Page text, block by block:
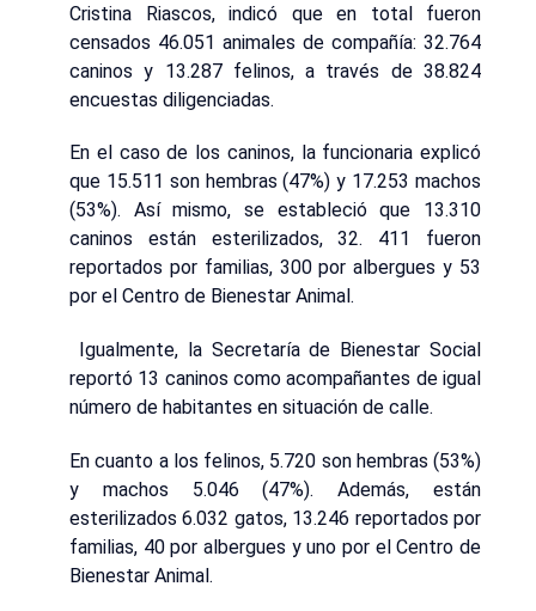
Cristina Riascos, indicó que en total fueron
censados 46.051 animales de compañía: 32.764
caninos y 13.287 felinos, a través de 38.824
encuestas diligenciadas.
En el caso de los caninos, la funcionaria explicó
que 15.511 son hembras (47%) y 17.253 machos
(53%). Así mismo, se estableció que 13.310
caninos están esterilizados, 32. 411 fueron
reportados por familias, 300 por albergues y 53
por el Centro de Bienestar Animal.
Igualmente, la Secretaría de Bienestar Social
reportó 13 caninos como acompañantes de igual
número de habitantes en situación de calle.
En cuanto a los felinos, 5.720 son hembras (53%)
y machos 5.046 (47%). Además, están
esterilizados 6.032 gatos, 13.246 reportados por
familias, 40 por albergues y uno por el Centro de
Bienestar Animal.